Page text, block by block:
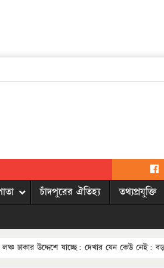
চাঁদপুরের ঐতিহ্য তথ্যপ্রযুক্তি
লঞ্চ ঢাকার উদ্দেশে যাচ্ছে: দেখার যেন কেউ নেই: